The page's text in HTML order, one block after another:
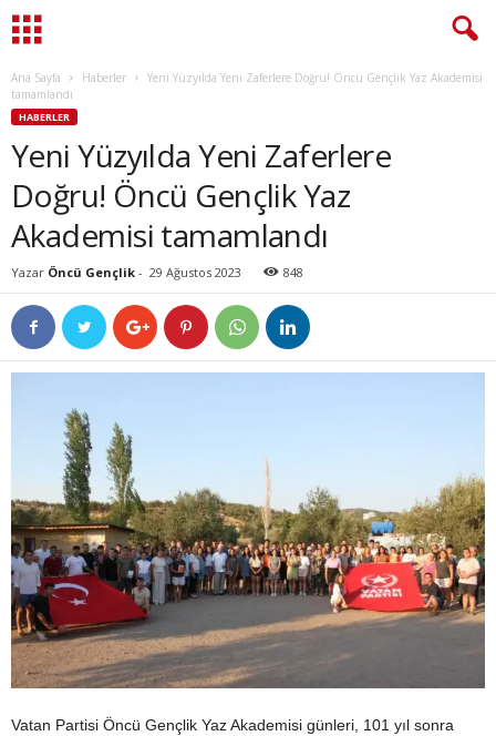
Ana Sayfa Haberler
Yeni Yüzyılda Yeni Zaferlere Doğru! Öncü Gençlik Yaz Akademisi
tamamlandı
HABERLER
Yeni Yüzyılda Yeni Zaferlere
Doğru! Öncü Gençlik Yaz
Akademisi tamamlandı
Yazar Öncü Gençlik - 29 Ağustos 2023 848
Vatan Partisi Öncü Gençlik Yaz Akademisi günleri, 101 yıl sonra